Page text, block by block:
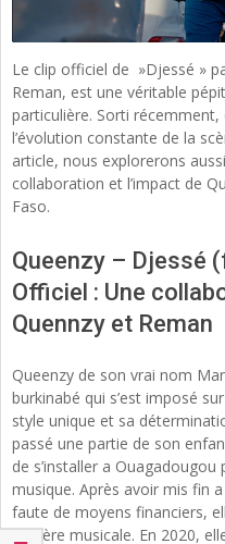
Le clip officiel de »Djessé »
Reman, est une véritable
particulière. Sorti
l’évolution constante de la
article, nous explorerons
collaboration et l’impact de
Faso.
Queenzy – Djessé
Officiel : Une
Quennzy et Reman
Queenzy de son vrai nom
burkinabé qui s’est imposé
style unique et sa
passé une partie de son
de s’installer a
musique. Après avoir mis fin
faute de moyens financiers,
carrière musicale. En 2020,